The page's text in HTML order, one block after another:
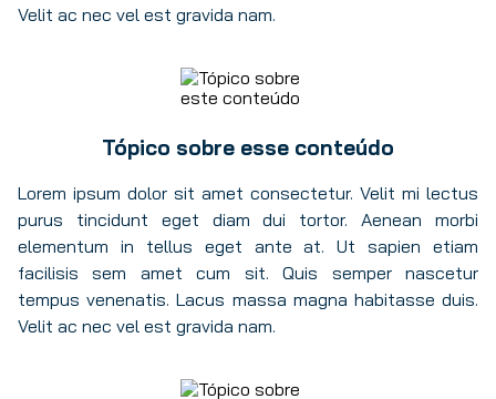
Velit ac nec vel est gravida nam.
Tópico sobre esse conteúdo
Lorem ipsum dolor sit amet consectetur. Velit mi lectus
purus tincidunt eget diam dui tortor. Aenean morbi
elementum in tellus eget ante at. Ut sapien etiam
facilisis sem amet cum sit. Quis semper nascetur
tempus venenatis. Lacus massa magna habitasse duis.
Velit ac nec vel est gravida nam.